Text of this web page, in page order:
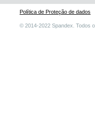
Política de Proteção de dados
© 2014-2022 Spandex. Todos